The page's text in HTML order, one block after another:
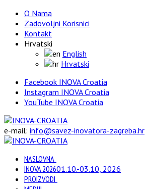
O Nama
Zadovoljni Korisnici
Kontakt
Hrvatski
English
Hrvatski
Facebook INOVA Croatia
Instagram INOVA Croatia
YouTube INOVA Croatia
e-mail: info@savez-inovatora-zagreba.hr
NASLOVNA
INOVA 202601.10.-03.10, 2026
PROIZVODI